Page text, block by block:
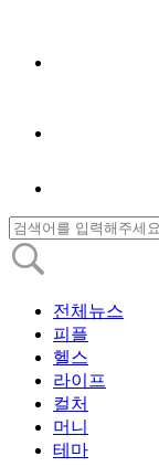
전체뉴스
피플
헬스
라이프
컬처
머니
테마